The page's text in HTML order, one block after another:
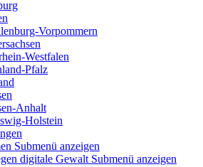
Vorpommern
Westfalen
Pfalz
Anhalt
Holstein
Submenü anzeigen
digitale Gewalt Submenü anzeigen